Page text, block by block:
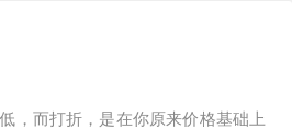
，而打折，是在你原来价格基础上